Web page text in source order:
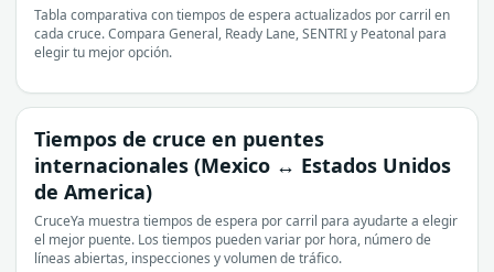
Tabla comparativa con tiempos de espera actualizados por carril en
cada cruce. Compara General, Ready Lane, SENTRI y Peatonal para
elegir tu mejor opción.
Tiempos de cruce en puentes
internacionales (Mexico ↔ Estados Unidos
de America)
CruceYa muestra tiempos de espera por carril para ayudarte a elegir
el mejor puente. Los tiempos pueden variar por hora, número de
líneas abiertas, inspecciones y volumen de tráfico.